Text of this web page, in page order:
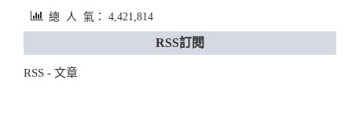
總 人 氣： 4,421,814
RSS訂閱
RSS - 文章